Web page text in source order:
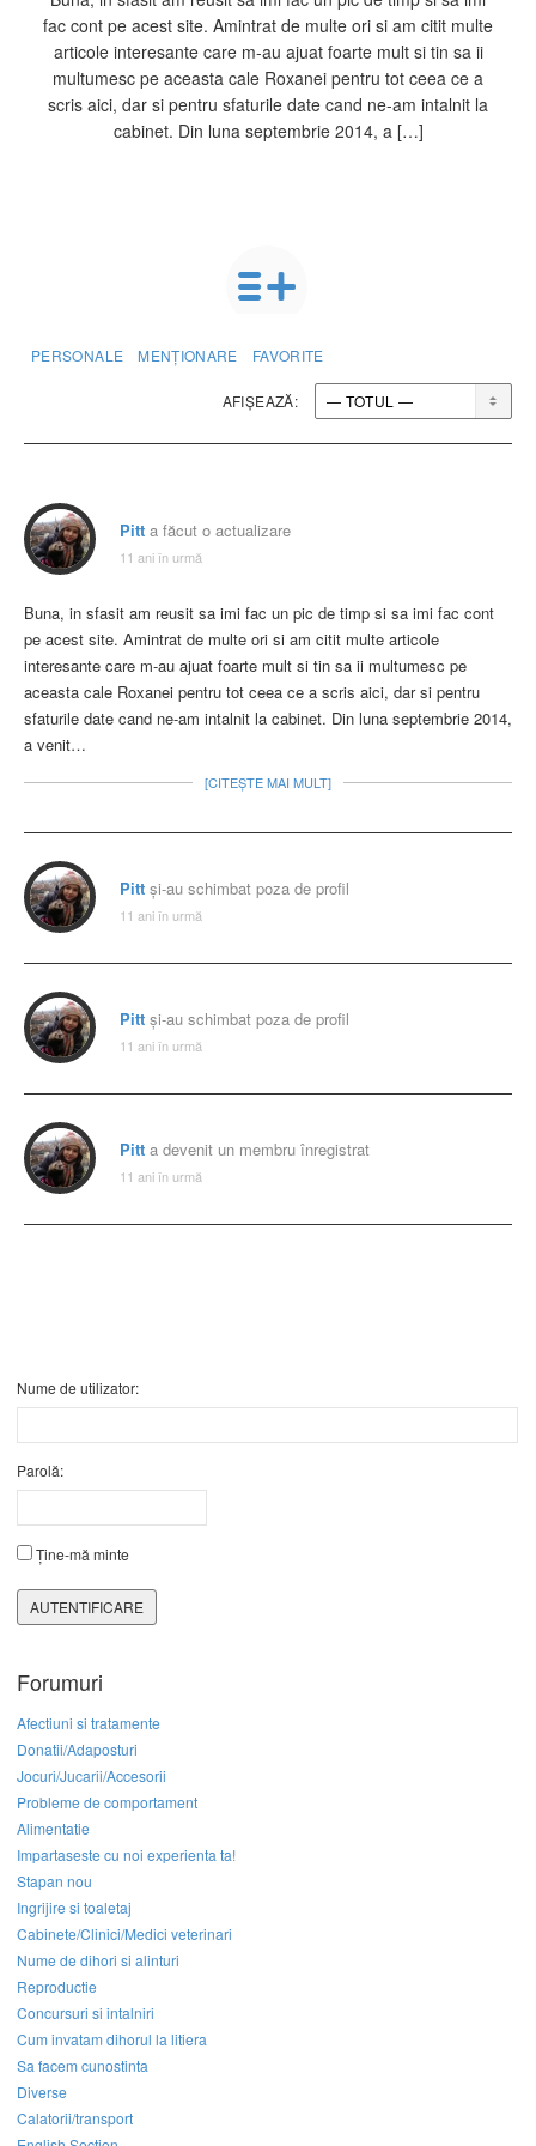
fac cont pe acest site. Amintrat de multe ori si am citit multe
articole interesante care m-au ajuat foarte mult si tin sa ii
multumesc pe aceasta cale Roxanei pentru tot ceea ce a
scris aici, dar si pentru sfaturile date cand ne-am intalnit la
cabinet. Din luna septembrie 2014, a […]
PERSONALE MENȚIONARE FAVORITE
AFIȘEAZĂ:
Pitt a făcut o actualizare
11 ani în urmă
Buna, in sfasit am reusit sa imi fac un pic de timp si sa imi fac cont
pe acest site. Amintrat de multe ori si am citit multe articole
interesante care m-au ajuat foarte mult si tin sa ii multumesc pe
aceasta cale Roxanei pentru tot ceea ce a scris aici, dar si pentru
sfaturile date cand ne-am intalnit la cabinet. Din luna septembrie 2014,
a venit…
[CITEȘTE MAI MULT]
Pitt și-au schimbat poza de profil
11 ani în urmă
Pitt și-au schimbat poza de profil
11 ani în urmă
Pitt a devenit un membru înregistrat
11 ani în urmă
Nume de utilizator:
Parolă:
Ține-mă minte
AUTENTIFICARE
Forumuri
Afectiuni si tratamente
Donatii/Adaposturi
Jocuri/Jucarii/Accesorii
Probleme de comportament
Alimentatie
Impartaseste cu noi experienta ta!
Stapan nou
Ingrijire si toaletaj
Cabinete/Clinici/Medici veterinari
Nume de dihori si alinturi
Reproductie
Concursuri si intalniri
Cum invatam dihorul la litiera
Sa facem cunostinta
Diverse
Calatorii/transport